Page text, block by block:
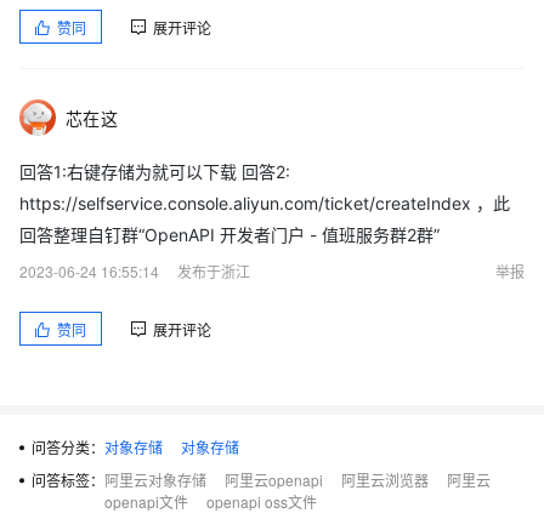
赞同 展开评论
芯在这
回答1:右键存储为就可以下载 回答2:
https://selfservice.console.aliyun.com/ticket/createIndex ，此
回答整理自钉群“OpenAPI 开发者门户 - 值班服务群2群”
2023-06-24 16:55:14
发布于浙江 举报
赞同 展开评论
问答分类： 对象存储
对象存储
问答标签： 阿里云对象存储 阿里云openapi 阿里云浏览器
阿里云
openapi文件
openapi oss文件